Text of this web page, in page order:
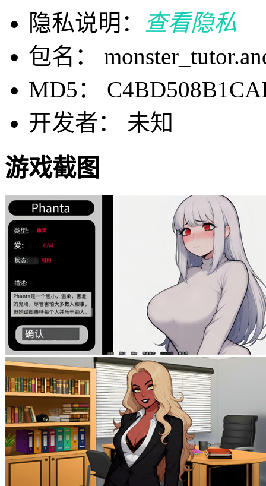
隐私说明：
查看隐私
包名：
MD5：
开发者： 未知
游戏截图